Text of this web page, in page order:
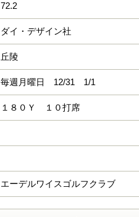
72.2
ダイ・デザイン社
丘陵
毎週月曜日 12/31 1/1
１８０Ｙ １０打席
エーデルワイスゴルフクラブ